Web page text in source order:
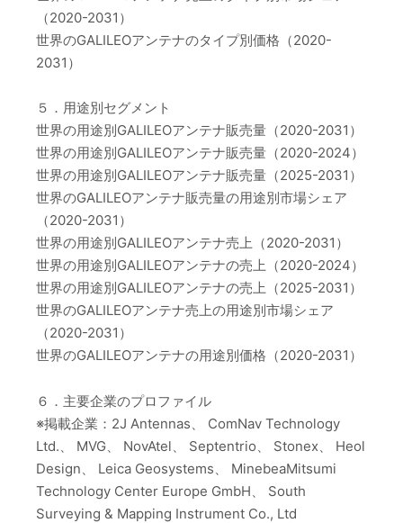
（2020-2031）
世界のGALILEOアンテナのタイプ別価格（2020-
2031）
５．用途別セグメント
世界の用途別GALILEOアンテナ販売量（2020-2031）
世界の用途別GALILEOアンテナ販売量（2020-2024）
世界の用途別GALILEOアンテナ販売量（2025-2031）
世界のGALILEOアンテナ販売量の用途別市場シェア
（2020-2031）
世界の用途別GALILEOアンテナ売上（2020-2031）
世界の用途別GALILEOアンテナの売上（2020-2024）
世界の用途別GALILEOアンテナの売上（2025-2031）
世界のGALILEOアンテナ売上の用途別市場シェア
（2020-2031）
世界のGALILEOアンテナの用途別価格（2020-2031）
６．主要企業のプロファイル
※掲載企業：2J Antennas、 ComNav Technology
Ltd.、 MVG、 NovAtel、 Septentrio、 Stonex、 Heol
Design、 Leica Geosystems、 MinebeaMitsumi
Technology Center Europe GmbH、 South
Surveying & Mapping Instrument Co., Ltd